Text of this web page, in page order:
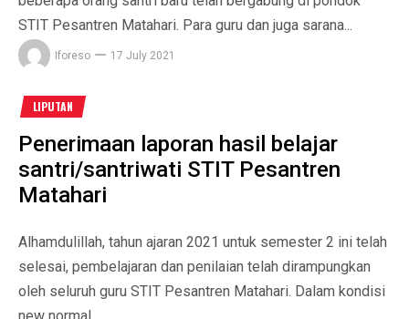
STIT Pesantren Matahari. Para guru dan juga sarana...
Iforeso 17 July 2021
LIPUTAN
Penerimaan laporan hasil belajar
santri/santriwati STIT Pesantren
Matahari
Alhamdulillah, tahun ajaran 2021 untuk semester 2 ini telah
selesai, pembelajaran dan penilaian telah dirampungkan
oleh seluruh guru STIT Pesantren Matahari. Dalam kondisi